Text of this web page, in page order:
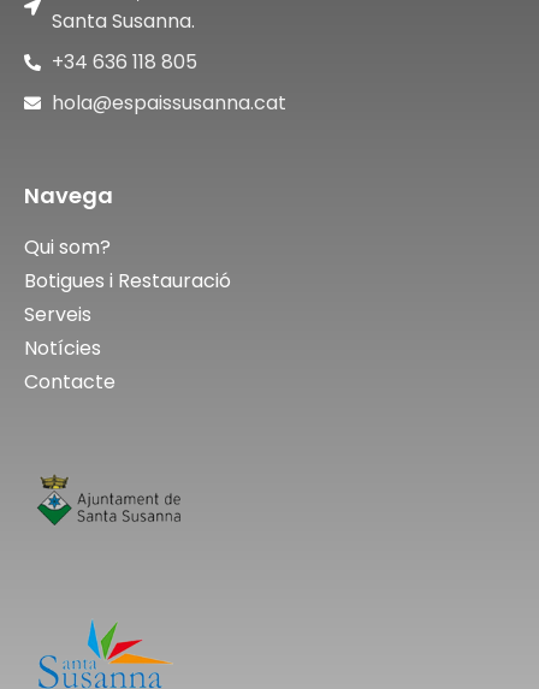
Santa Susanna.
+34 636 118 805
hola@espaissusanna.cat
Navega
Qui som?
Botigues i Restauració
Serveis
Notícies
Contacte